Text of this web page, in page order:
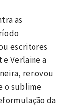
as
escritores
Verlaine a
renovou
o sublime
da